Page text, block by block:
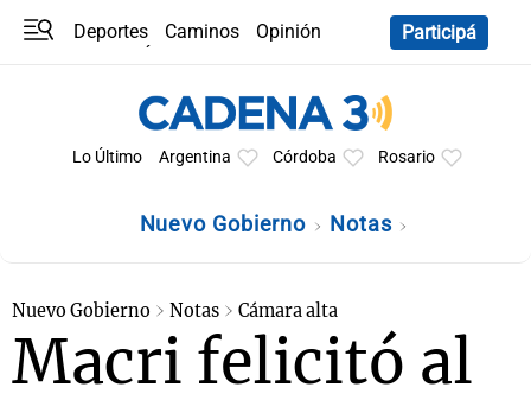
Deportes Caminos
Opinión
Participá
Lo Último Argentina Córdoba Rosario
Nuevo Gobierno Notas
Nuevo Gobierno Notas Cámara alta
Macri felicitó al